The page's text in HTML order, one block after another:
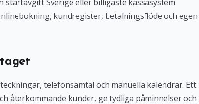
startavgift Sverige eller billigaste kassasystem
kundregister, betalningsflöde och egen
telefonsamtal och manuella kalendrar. Ett
återkommande kunder, ge tydliga påminnelser och